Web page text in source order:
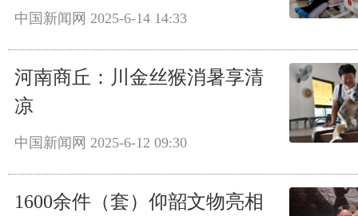
中国新闻网 2025-6-14 14:33
河南商丘：川金丝猴消暑享清
凉
中国新闻网 2025-6-12 09:30
1600余件（套）仰韶文物亮相